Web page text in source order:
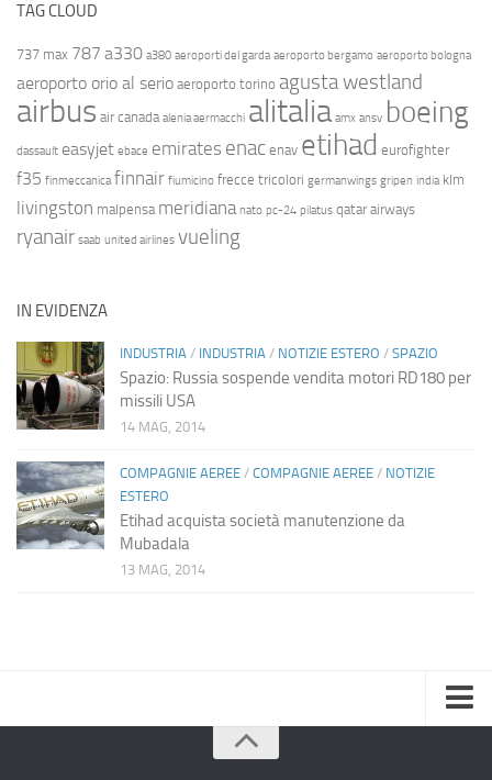
TAG CLOUD
737 max 787 a330 a380 aeroporti del garda aeroporto bergamo aeroporto bologna
aeroporto orio al serio aeroporto torino agusta westland
airbus air canada alenia aermacchi alitalia amx ansv boeing
dassault easyjet ebace emirates enac enav etihad eurofighter
f35 finmeccanica finnair fiumicino frecce tricolori germanwings gripen india klm
livingston malpensa meridiana nato pc-24 pilatus qatar airways
ryanair saab united airlines vueling
IN EVIDENZA
INDUSTRIA / INDUSTRIA / NOTIZIE ESTERO / SPAZIO
Spazio: Russia sospende vendita motori RD180 per
missili USA
14 MAG, 2014
COMPAGNIE AEREE / COMPAGNIE AEREE / NOTIZIE
ESTERO
Etihad acquista società manutenzione da
Mubadala
13 MAG, 2014